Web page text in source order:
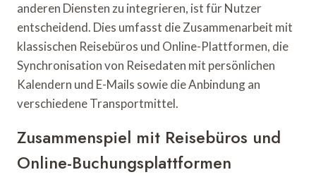
anderen Diensten zu integrieren, ist für Nutzer
entscheidend. Dies umfasst die Zusammenarbeit mit
klassischen Reisebüros und Online-Plattformen, die
Synchronisation von Reisedaten mit persönlichen
Kalendern und E-Mails sowie die Anbindung an
verschiedene Transportmittel.
Zusammenspiel mit Reisebüros und
Online-Buchungsplattformen